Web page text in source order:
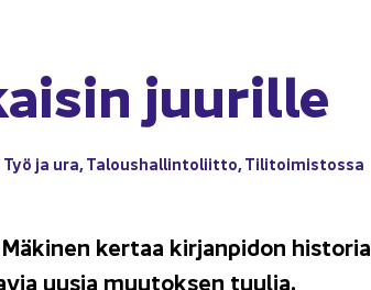
juu­ril­le
Työ ja ura,Ta­lous­hal­lin­to­liit­to,Ti­li­toi­mis­tos­sa
ker­taa kir­jan­pi­don
uusia muu­tok­sen tuu­lia.